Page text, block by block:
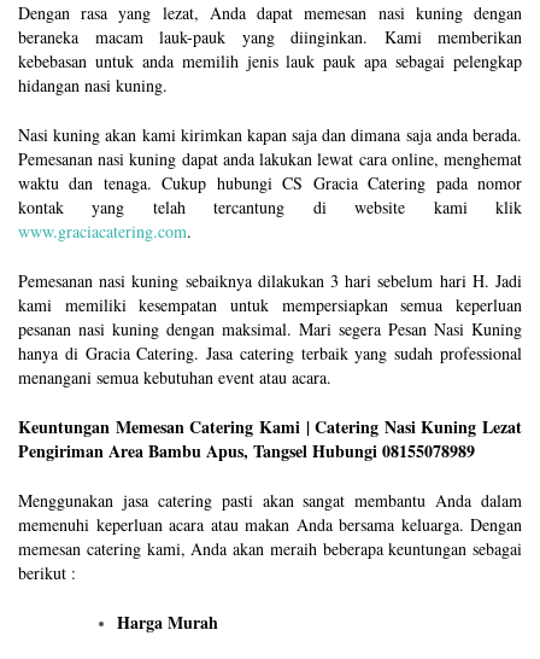
Dengan rasa yang lezat, Anda dapat memesan nasi kuning dengan
beraneka macam lauk-pauk yang diinginkan. Kami memberikan
kebebasan untuk anda memilih jenis lauk pauk apa sebagai pelengkap
hidangan nasi kuning.
Nasi kuning akan kami kirimkan kapan saja dan dimana saja anda berada.
Pemesanan nasi kuning dapat anda lakukan lewat cara online, menghemat
waktu dan tenaga. Cukup hubungi CS Gracia Catering pada nomor
kontak yang telah tercantung di website kami klik
www.graciacatering.com.
Pemesanan nasi kuning sebaiknya dilakukan 3 hari sebelum hari H. Jadi
kami memiliki kesempatan untuk mempersiapkan semua keperluan
pesanan nasi kuning dengan maksimal. Mari segera Pesan Nasi Kuning
hanya di Gracia Catering. Jasa catering terbaik yang sudah professional
menangani semua kebutuhan event atau acara.
Keuntungan Memesan Catering Kami | Catering Nasi Kuning Lezat
Pengiriman Area Bambu Apus, Tangsel Hubungi 08155078989
Menggunakan jasa catering pasti akan sangat membantu Anda dalam
memenuhi keperluan acara atau makan Anda bersama keluarga. Dengan
memesan catering kami, Anda akan meraih beberapa keuntungan sebagai
berikut :
Harga Murah